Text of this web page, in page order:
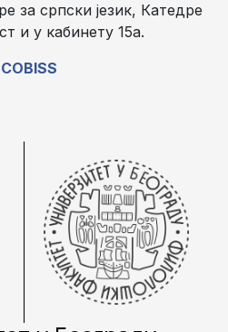
за српски језик, Катедре
и у кабинету 15а.
COBISS